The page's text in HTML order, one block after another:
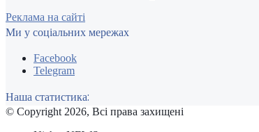
Реклама на сайті
Ми у соціальних мережах
Facebook
Telegram
Наша статистика:
© Copyright 2026, Всі права захищені